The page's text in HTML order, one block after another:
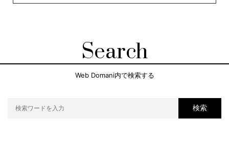
Search
Web Domani内で検索する
検索